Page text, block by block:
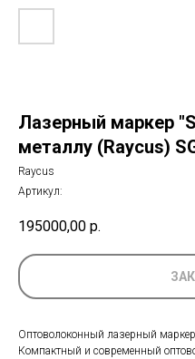
Лазерный маркер
металлу (Raycus)
Raycus
Артикул:
195000,00 р.
Оптоволоконный лазерный маркер
Компактный и современный